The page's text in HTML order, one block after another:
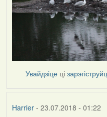
Увайдзіце ці
Harrier- 23.07.2018 - 01:22